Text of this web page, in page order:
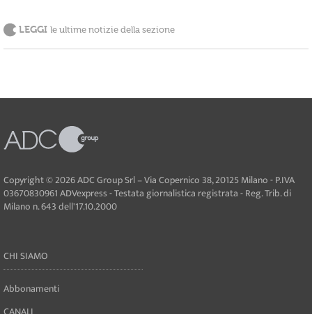
LEGGI le ultime notizie della sezione
Copyright © 2026 ADC Group Srl – Via Copernico 38, 20125 Milano - P.IVA
03670830961 ADVexpress - Testata giornalistica registrata - Reg. Trib. di
Milano n. 643 dell'17.10.2000
CHI SIAMO
Abbonamenti